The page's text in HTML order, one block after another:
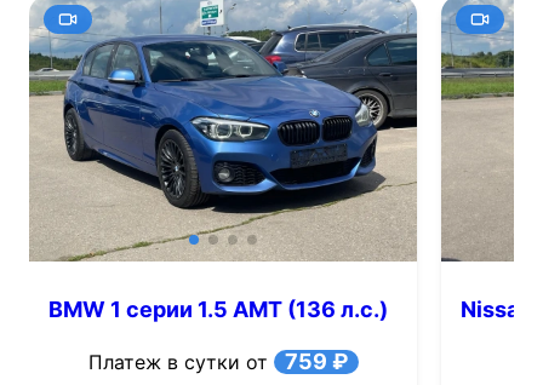
BMW 1 серии 1.5 AMT (136 л.с.)
Платеж в сутки от 759 ₽
Nissan